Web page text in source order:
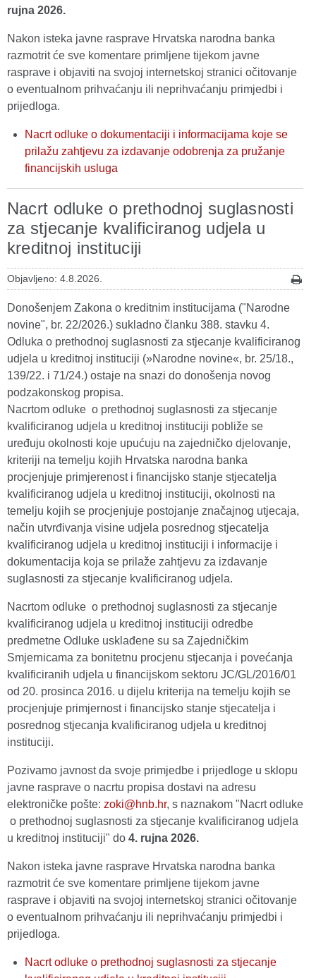
rujna 2026.
Nakon isteka javne rasprave Hrvatska narodna banka
razmotrit će sve komentare primljene tijekom javne
rasprave i objaviti na svojoj internetskoj stranici očitovanje
o eventualnom prihvaćanju ili neprihvaćanju primjedbi i
prijedloga.
Nacrt odluke o dokumentaciji i informacijama koje se
prilažu zahtjevu za izdavanje odobrenja za pružanje
financijskih usluga
Nacrt odluke o prethodnoj suglasnosti
za stjecanje kvalificiranog udjela u
kreditnoj instituciji
Objavljeno: 4.8.2026.
Donošenjem Zakona o kreditnim institucijama ("Narodne
novine", br. 22/2026.) sukladno članku 388. stavku 4.
Odluka o prethodnoj suglasnosti za stjecanje kvalificiranog
udjela u kreditnoj instituciji (»Narodne novine«, br. 25/18.,
139/22. i 71/24.) ostaje na snazi do donošenja novog
podzakonskog propisa.
Nacrtom odluke o prethodnoj suglasnosti za stjecanje
kvalificiranog udjela u kreditnoj instituciji pobliže se
uređuju okolnosti koje upućuju na zajedničko djelovanje,
kriteriji na temelju kojih Hrvatska narodna banka
procjenjuje primjerenost i financijsko stanje stjecatelja
kvalificiranog udjela u kreditnoj instituciji, okolnosti na
temelju kojih se procjenjuje postojanje značajnog utjecaja,
način utvrđivanja visine udjela posrednog stjecatelja
kvalificiranog udjela u kreditnoj instituciji i informacije i
dokumentacija koja se prilaže zahtjevu za izdavanje
suglasnosti za stjecanje kvalificiranog udjela.
Nacrtom odluke o prethodnoj suglasnosti za stjecanje
kvalificiranog udjela u kreditnoj instituciji odredbe
predmetne Odluke usklađene su sa Zajedničkim
Smjernicama za bonitetnu procjenu stjecanja i povećanja
kvalificiranih udjela u financijskom sektoru JC/GL/2016/01
od 20. prosinca 2016. u dijelu kriterija na temelju kojih se
procjenjuje primjernost i financijsko stanje stjecatelja i
posrednog stjecanja kvalificiranog udjela u kreditnoj
instituciji.
Pozivamo javnost da svoje primjedbe i prijedloge u sklopu
javne rasprave o nacrtu propisa dostavi na adresu
elektroničke pošte: zoki@hnb.hr, s naznakom "Nacrt odluke
o prethodnoj suglasnosti za stjecanje kvalificiranog udjela
u kreditnoj instituciji" do 4. rujna 2026.
Nakon isteka javne rasprave Hrvatska narodna banka
razmotrit će sve komentare primljene tijekom javne
rasprave i objaviti na svojoj internetskoj stranici očitovanje
o eventualnom prihvaćanju ili neprihvaćanju primjedbi i
prijedloga.
Nacrt odluke o prethodnoj suglasnosti za stjecanje